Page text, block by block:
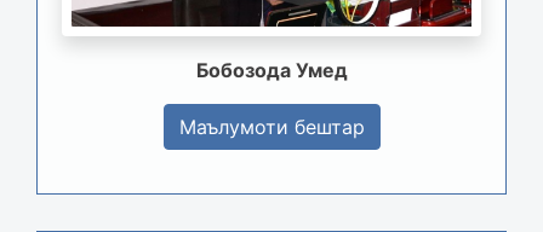
Бобозода Умед
Маълумоти бештар